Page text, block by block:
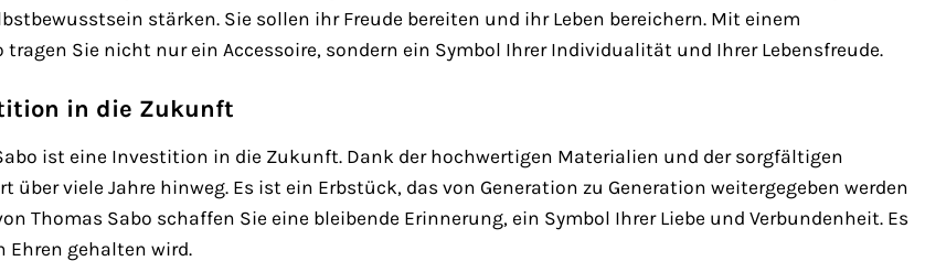
stärken. Sie sollen ihr Freude bereiten und ihr Leben bereichern. Mit einem
Sie nicht nur ein Accessoire, sondern ein Symbol Ihrer Individualität und Ihrer Lebensfreude.
in die Zukunft
ist eine Investition in die Zukunft. Dank der hochwertigen Materialien und der sorgfältigen
über viele Jahre hinweg. Es ist ein Erbstück, das von Generation zu Generation weitergegeben werden
Thomas Sabo schaffen Sie eine bleibende Erinnerung, ein Symbol Ihrer Liebe und Verbundenheit. Es
Ehren gehalten wird.